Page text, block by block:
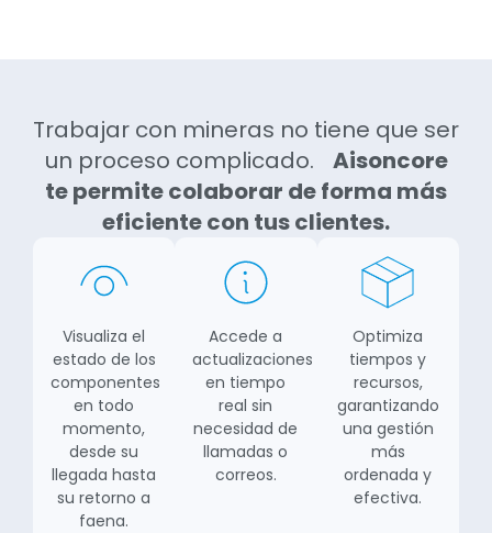
Trabajar con mineras no tiene que ser
un proceso complicado. Aisoncore
te permite colaborar de forma más
eficiente con tus clientes.
Visualiza el
estado de los
componentes
en todo
momento,
desde su
llegada hasta
su retorno a
faena.
Accede a
actualizaciones
en tiempo
real sin
necesidad de
llamadas o
correos.
Optimiza
tiempos y
recursos,
garantizando
una gestión
más
ordenada y
efectiva.